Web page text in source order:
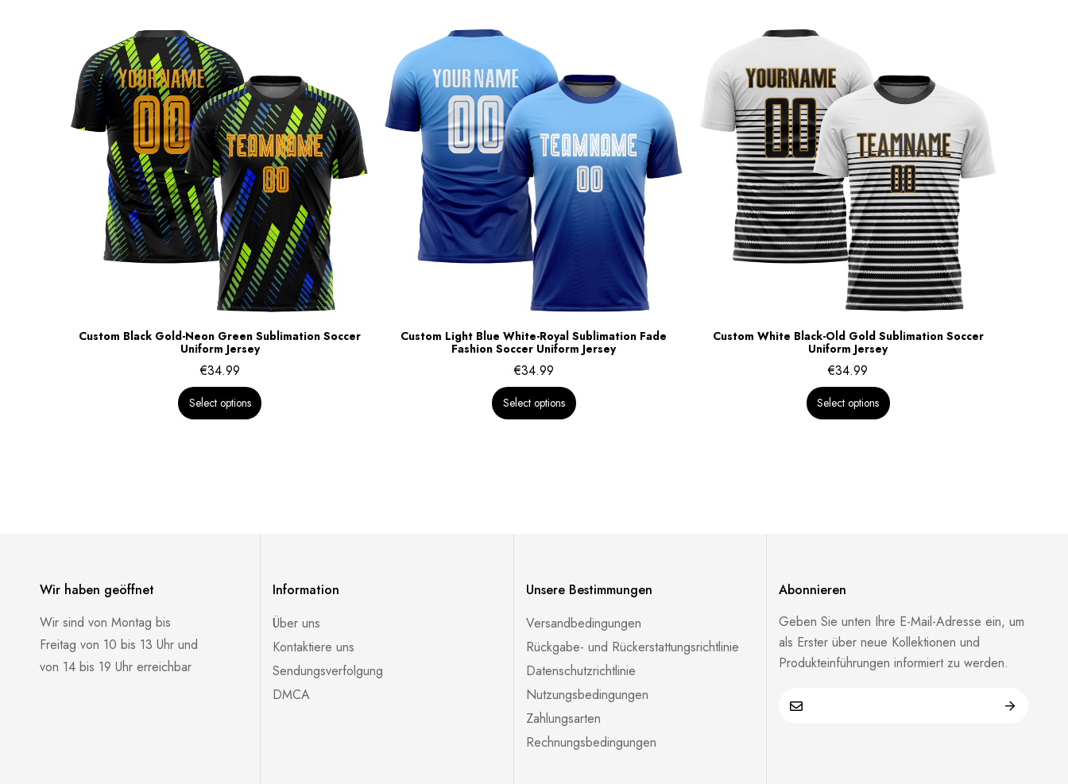
Custom Black Gold-Neon Green Sublimation Soccer
Uniform Jersey
€34.99
Select options
Custom Light Blue White-Royal Sublimation Fade
Fashion Soccer Uniform Jersey
€34.99
Select options
Custom White Black-Old Gold Sublimation Soccer
Uniform Jersey
€34.99
Select options
Wir haben geöffnet
Wir sind von Montag bis
Freitag von 10 bis 13 Uhr und
von 14 bis 19 Uhr erreichbar
Information
Über uns
Kontaktiere uns
Sendungsverfolgung
DMCA
Unsere Bestimmungen
Versandbedingungen
Rückgabe- und Rückerstattungsrichtlinie
Datenschutzrichtlinie
Nutzungsbedingungen
Zahlungsarten
Rechnungsbedingungen
Abonnieren
Geben Sie unten Ihre E-Mail-Adresse ein, um
als Erster über neue Kollektionen und
Produkteinführungen informiert zu werden.